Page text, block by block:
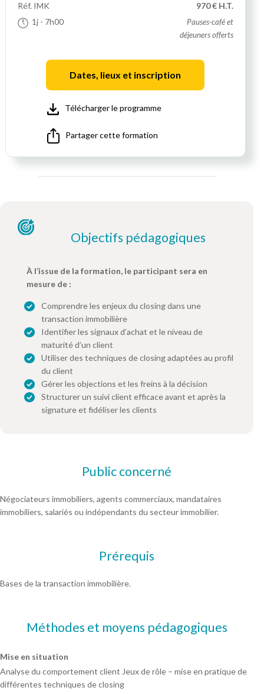
Réf. IMK
1j - 7h00
970 € H.T.
Pauses-café et
déjeuners offerts
Dates, lieux et inscription
Télécharger le programme
Partager cette formation
Objectifs pédagogiques
À l’issue de la formation, le participant sera en
mesure de :
Comprendre les enjeux du closing dans une
transaction immobilière
Identifier les signaux d’achat et le niveau de
maturité d’un client
Utiliser des techniques de closing adaptées au profil
du client
Gérer les objections et les freins à la décision
Structurer un suivi client efficace avant et après la
signature et fidéliser les clients
Public concerné
Négociateurs immobiliers, agents commerciaux, mandataires
immobiliers, salariés ou indépendants du secteur immobilier.
Prérequis
Bases de la transaction immobilière.
Méthodes et moyens pédagogiques
Mise en situation
Analyse du comportement client Jeux de rôle – mise en pratique de
différentes techniques de closing